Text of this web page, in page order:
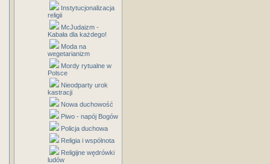
Instytucjonalizacja
religii
McJudaizm -
Kabała dla każdego!
Moda na
wegetarianizm
Mordy rytualne w
Polsce
Nieodparty urok
kastracji
Nowa duchowość
Piwo - napój Bogów
Policja duchowa
Religia i wspólnota
Religijne wędrówki
ludów